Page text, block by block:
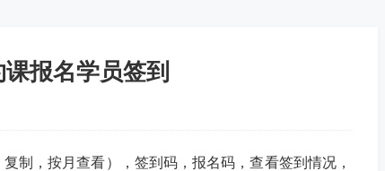
报名学员签到
制，按月查看），签到码，报名码，查看签到情况，